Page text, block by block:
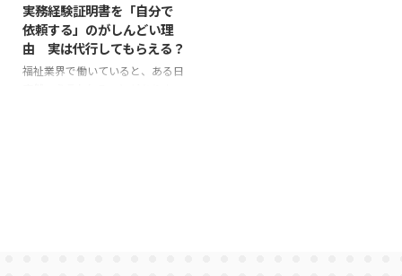
実務経験証明書を「自分で
依頼する」のがしんどい理
由 実は代行してもらえる？
福祉業界で働いていると、ある日